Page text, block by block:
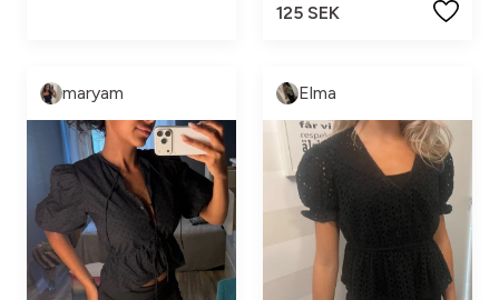
125 SEK
maryam Elma